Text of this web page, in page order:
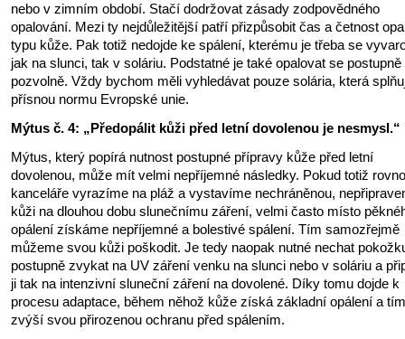
nebo v zimním období. Stačí dodržovat zásady zodpovědného
opalování. Mezi ty nejdůležitější patří přizpůsobit čas a četnost
typu kůže. Pak totiž nedojde ke spálení, kterému je třeba se
jak na slunci, tak v soláriu. Podstatné je také opalovat se postupně
pozvolně. Vždy bychom měli vyhledávat pouze solária, která
přísnou normu Evropské unie.
Mýtus č. 4: „Předopálit kůži před letní dovolenou je nesmysl.“
Mýtus, který popírá nutnost postupné přípravy kůže před letní
dovolenou, může mít velmi nepříjemné následky. Pokud totiž
kanceláře vyrazíme na pláž a vystavíme nechráněnou,
kůži na dlouhou dobu slunečnímu záření, velmi často místo
opálení získáme nepříjemné a bolestivé spálení. Tím samozřejmě
můžeme svou kůži poškodit. Je tedy naopak nutné nechat
postupně zvykat na UV záření venku na slunci nebo v soláriu a
ji tak na intenzivní sluneční záření na dovolené. Díky tomu dojde k
procesu adaptace, během něhož kůže získá základní opálení a tím
zvýší svou přirozenou ochranu před spálením.